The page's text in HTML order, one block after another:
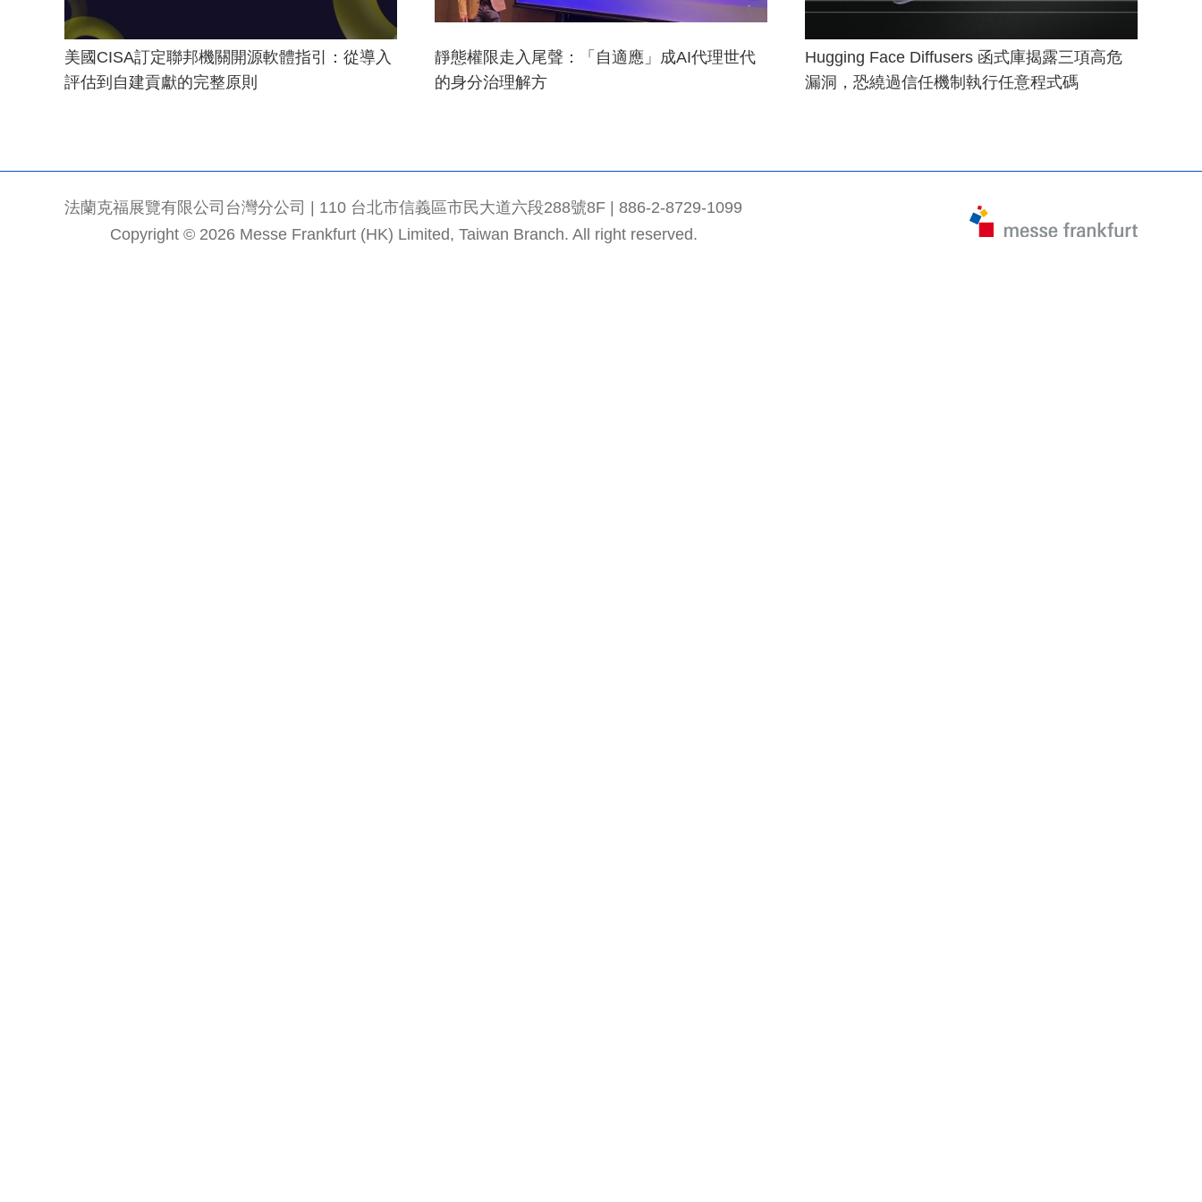
美國CISA訂定聯邦機關開源軟體指引：從導入
評估到自建貢獻的完整原則
靜態權限走入尾聲：「自適應」成AI代理世代
的身分治理解方
Hugging Face Diffusers 函式庫揭露三項高危
漏洞，恐繞過信任機制執行任意程式碼
法蘭克福展覽有限公司台灣分公司 | 110 台北市信義區市民大道六段288號8F | 886-2-8729-1099
Copyright © 2026 Messe Frankfurt (HK) Limited, Taiwan Branch. All right reserved.